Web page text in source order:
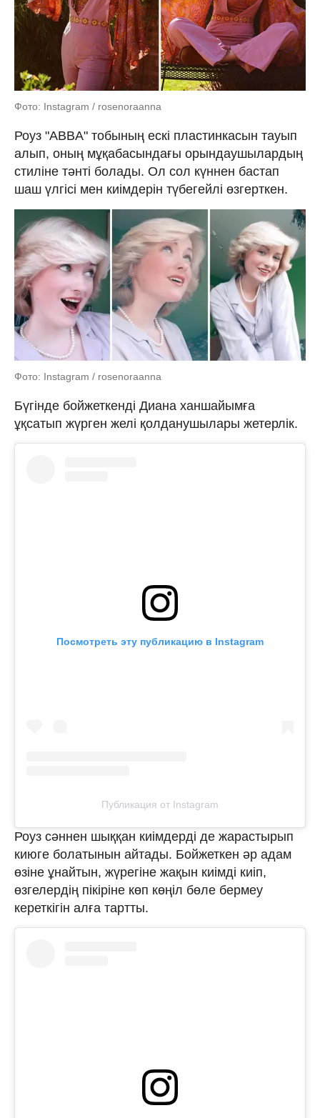
Фото: Instagram / rosenoraanna
Роуз "ABBA" тобының ескі пластинкасын тауып
алып, оның мұқабасындағы орындаушылардың
стиліне тәнті болады. Ол сол күннен бастап
шаш үлгісі мен киімдерін түбегейлі өзгерткен.
Фото: Instagram / rosenoraanna
Бүгінде бойжеткенді Диана ханшайымға
ұқсатып жүрген желі қолданушылары жетерлік.
Посмотреть эту публикацию в Instagram
Публикация от Instagram
Роуз сәннен шыққан киімдерді де жарастырып
киюге болатынын айтады. Бойжеткен әр адам
өзіне ұнайтын, жүрегіне жақын киімді киіп,
өзгелердің пікіріне көп көңіл бөле бермеу
кереткігін алға тартты.